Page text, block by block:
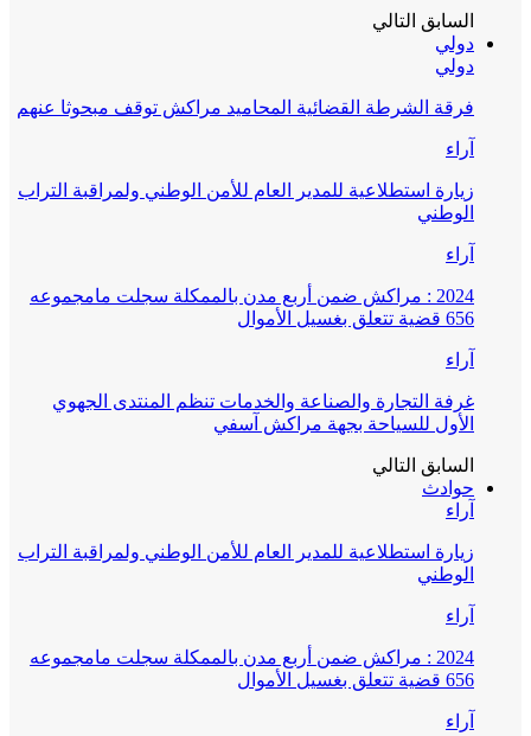
السابق التالي
دولي
دولي
فرقة الشرطة القضائية المحاميد مراكش توقف مبحوثا عنهم
آراء
زيارة استطلاعية للمدير العام للأمن الوطني ولمراقبة التراب
الوطني
آراء
2024 : مراكش ضمن أربع مدن بالممكلة سجلت مامجموعه
656 قضية تتعلق بغسيل الأموال
آراء
غرفة التجارة والصناعة والخدمات تنظم المنتدى الجهوي
الأول للسياحة بجهة مراكش آسفي
السابق التالي
حوادث
آراء
زيارة استطلاعية للمدير العام للأمن الوطني ولمراقبة التراب
الوطني
آراء
2024 : مراكش ضمن أربع مدن بالممكلة سجلت مامجموعه
656 قضية تتعلق بغسيل الأموال
آراء